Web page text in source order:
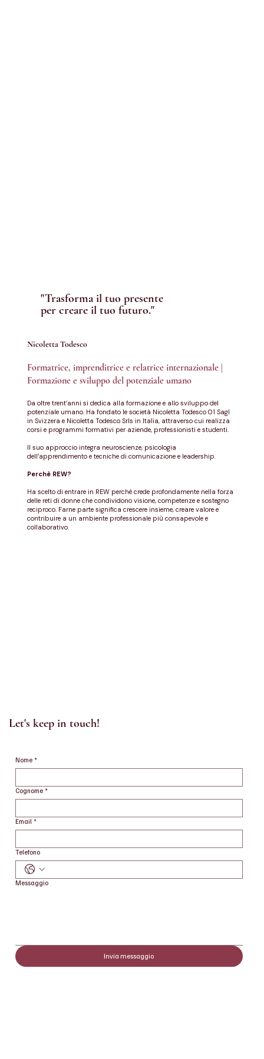
"Trasforma il tuo presente
per creare il tuo futuro."
Nicoletta Todesco
Formatrice, imprenditrice e relatrice internazionale |
Formazione e sviluppo del potenziale umano
Da oltre trent’anni si dedica alla formazione e allo sviluppo del
potenziale umano. Ha fondato le società Nicoletta Todesco 01 Sagl
in Svizzera e Nicoletta Todesco Srls in Italia, attraverso cui realizza
corsi e programmi formativi per aziende, professionisti e studenti.
Il suo approccio integra neuroscienze, psicologia
dell’apprendimento e tecniche di comunicazione e leadership.
Perchè REW?
Ha scelto di entrare in REW perché crede profondamente nella forza
delle reti di donne che condividono visione, competenze e sostegno
reciproco. Farne parte significa crescere insieme, creare valore e
contribuire a un ambiente professionale più consapevole e
collaborativo.
Let's keep in touch!
Nome *
Cognome *
Email *
Telefono
Messaggio
Invia messaggio